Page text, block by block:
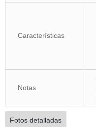
Características
Notas
Fotos detalladas